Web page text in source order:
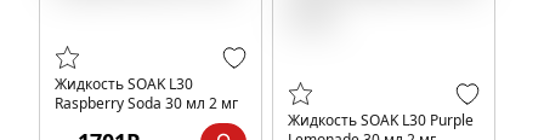
Жидкость SOAK L30
Raspberry Soda 30 мл 2 мг
Жидкость SOAK L30 Purple